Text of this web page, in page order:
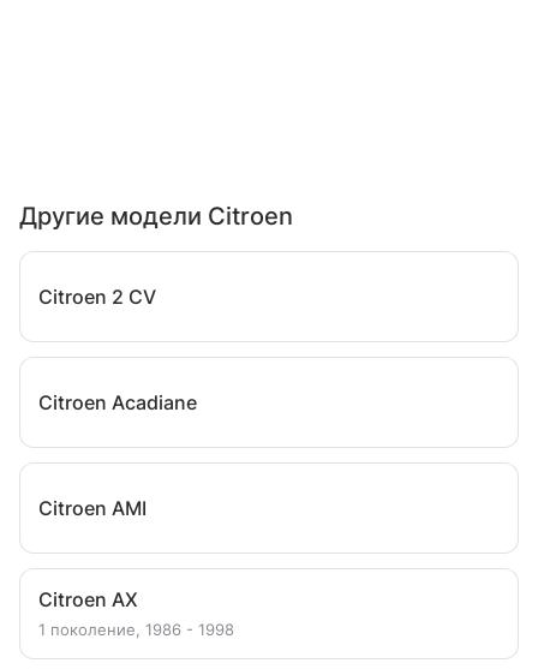
Другие модели Citroen
Citroen 2 CV
Citroen Acadiane
Citroen AMI
Citroen AX
1 поколение, 1986 - 1998